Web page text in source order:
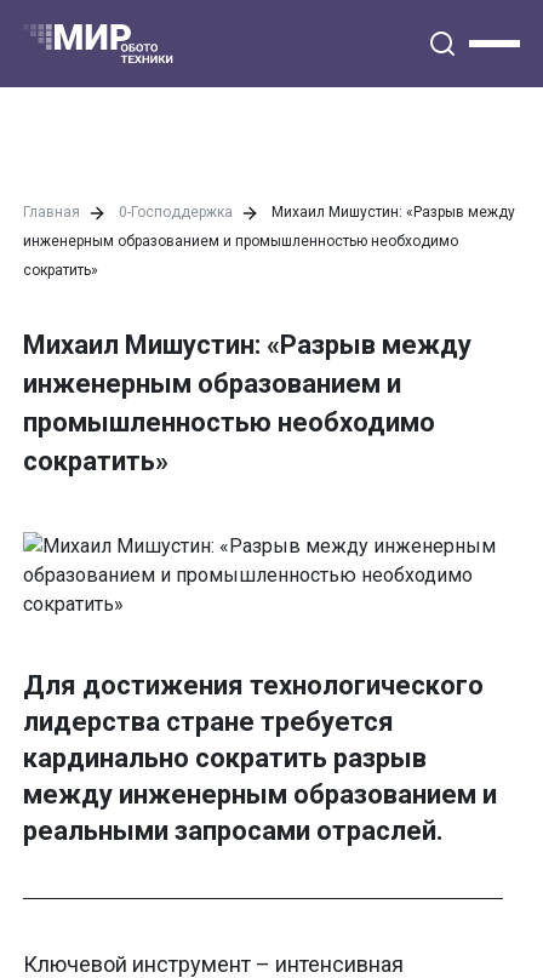
Главная 0-Господдержка
Михаил Мишустин: «Разрыв между
инженерным образованием и промышленностью необходимо
сократить»
Михаил Мишустин: «Разрыв между
инженерным образованием и
промышленностью необходимо
сократить»
Для достижения технологического
лидерства стране требуется
кардинально сократить разрыв
между инженерным образованием и
реальными запросами отраслей.
Ключевой инструмент – интенсивная